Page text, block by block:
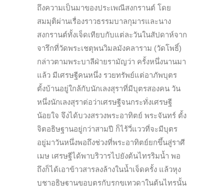
ถึงความเป็นมาของประเพณีสงกรานต์ โดย
สมมุติผ่านเรื่องราวธรรมบาลกุมารและนาง
สงกรานต์ทั้งเจ็ดเทียบกับแต่ละวันในสัปดาห์จาก
จารึกที่วัดพระเชตุพนวิมลมังคลาราม (วัดโพธิ์)
กล่าวตามพระบาลีฝ่ายรามัญว่า ครั้งหนึ่งนานมา
แล้ว มีเศรษฐีคนหนึ่ง รวยทรัพย์แต่อาภัพบุตร
ตั้งบ้านอยู่ใกล้กับนักเลงสุราที่มีบุตรสองคน วัน
หนึ่งนักเลงสุราต่อว่าเศรษฐีจนกระทั่งเศรษฐี
น้อยใจ จึงได้บวงสรวงพระอาทิตย์ พระจันทร์ ตั้ง
จิตอธิษฐานอยู่กว่าสามปี ก็ไร้วี่แววที่จะมีบุตร
อยู่มาวันหนึ่งพอถึงช่วงที่พระอาทิตย์ยกขึ้นสู่ราศี
เมษ เศรษฐีได้พาบริวารไปยังต้นไทรริมน้ำ พอ
ถึงก็ได้เอาข้าวสารลงล้างในน้ำเจ็ดครั้ง แล้วหุง
บูชาอธิษฐานขอบุตรกับรุกขเทวดาในต้นไทรนั้น